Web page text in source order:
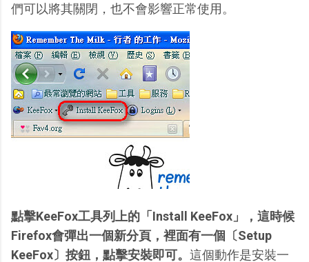
們可以將其關閉，也不會影響正常使用。
點擊KeeFox工具列上的「Install KeeFox」，這時候
Firefox會彈出一個新分頁，裡面有一個〔Setup
KeeFox〕按鈕，點擊安裝即可。 這個動作是安裝一